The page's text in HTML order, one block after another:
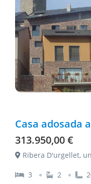
Casa adosada
313.950,00 €
Ribera D'urgellet,
3 2